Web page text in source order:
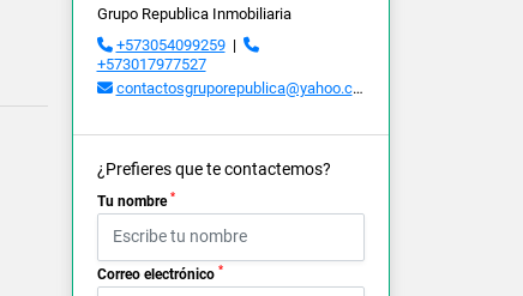
Grupo Republica Inmobiliaria
+573054099259|
+573017977527
contactosgruporepublica@yahoo.com
¿Prefieres que te contactemos?
Tu nombre *
Correo electrónico *